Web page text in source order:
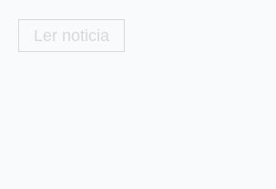
Ler noticia